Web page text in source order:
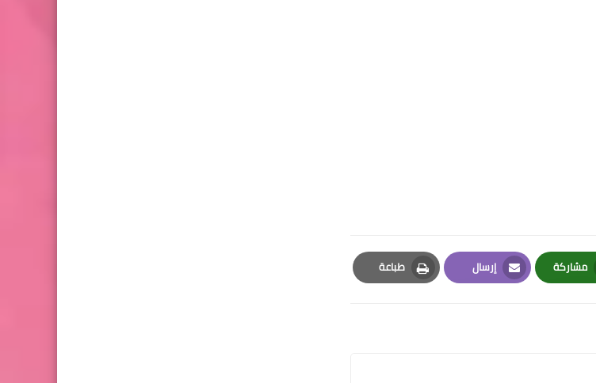
مشاركة
Whatsapp
إرسال
Email
طباعة
Print